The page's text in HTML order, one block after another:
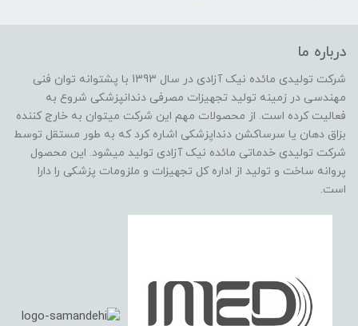
درباره ما
شرکت تولیدی مائده نیک آزادی در سال 1393 با پشتوانه توان فنی
مهندسی در زمینه تولید تجهیزات مصرفی دندانپزشکی شروع به
فعالیت کرده است. از محصولات مهم این شرکت میتوان به خارج کننده
بزاق دهان یا سرساکشن دنداپزشکی اشاره کرد که به طور مستقل توسط
شرکت تولیدی خدماتی مائده نیک آزادی تولید میشود. این محصول
پروانه ساخت و تولید از اداره کل تجهیزات و ملزومات پزشکی را دارا
است.